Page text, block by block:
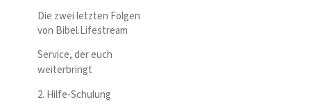
Die zwei letzten Folgen
von Bibel.Lifestream
Service, der euch
weiterbringt
2. Hilfe-Schulung